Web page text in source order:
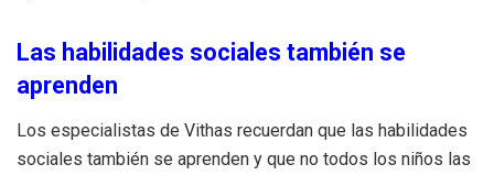
Las habilidades sociales también se
aprenden
Los especialistas de Vithas recuerdan que las habilidades
sociales también se aprenden y que no todos los niños las